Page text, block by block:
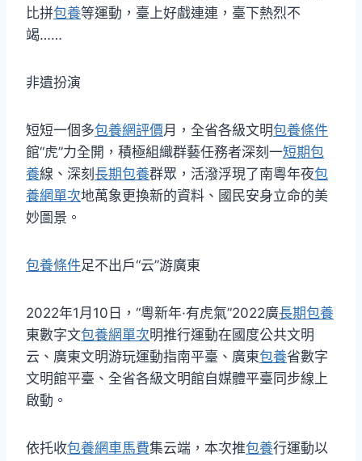
比拼包養等運動，臺上好戲連連，臺下熱烈不
竭……
非遺扮演
短短一個多包養網評價月，全省各級文明包養條件
館“虎”力全開，積極組織群藝任務者深刻一短期包
養線、深刻 長期包養群眾，活潑浮現了南粵年夜包
養網單次地萬象更換新的資料、國民安身立命的美
妙圖景。
包養條件足不出戶“云”游廣東
2022年1月10日，“粵新年·有虎氣”2022廣長期包養
東數字文包養網單次明推行運動在國度公共文明
云、廣東文明游玩運動指南平臺、廣東包養省數字
文明館平臺、全省各級文明館自媒體平臺同步線上
啟動。
依托收包養網車馬費集云端，本次推包養行運動以